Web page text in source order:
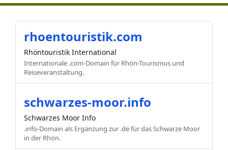
rhoentouristik.com
Rhöntouristik International
Internationale .com-Domain für Rhön-Tourismus und
Reiseveranstaltung.
schwarzes-moor.info
Schwarzes Moor Info
.info-Domain als Ergänzung zur .de für das Schwarze Moor
in der Rhön.